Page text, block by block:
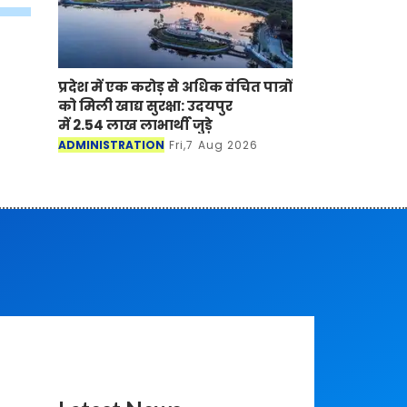
प्रदेश में एक करोड़ से अधिक वंचित पात्रों
को मिली खाद्य सुरक्षा: उदयपुर
में 2.54 लाख लाभार्थी जुड़े
ADMINISTRATION Fri,7 Aug 2026